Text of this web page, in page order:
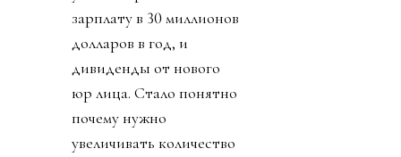
зарплату в 30 миллионов
долларов в год, и
дивиденды от нового
юр лица. Стало понятно
почему нужно
увеличивать количество